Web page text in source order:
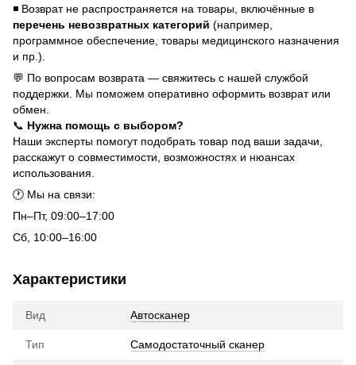
◾ Возврат не распространяется на товары, включённые в
перечень невозвратных категорий (например,
программное обеспечение, товары медицинского назначения
и пр.).
💬 По вопросам возврата — свяжитесь с нашей службой
поддержки. Мы поможем оперативно оформить возврат или
обмен.
📞 Нужна помощь с выбором?
Наши эксперты помогут подобрать товар под ваши задачи,
расскажут о совместимости, возможностях и нюансах
использования.
🕐 Мы на связи:
Пн–Пт, 09:00–17:00
Сб, 10:00–16:00
Характеристики
Вид Автосканер
Тип Самодостаточный сканер